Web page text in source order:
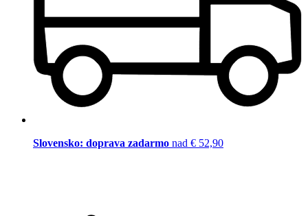
Slovensko: doprava zadarmo nad € 52,90